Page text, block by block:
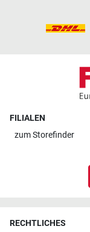
FILIALEN
zumStorefinder
RECHTLICHES